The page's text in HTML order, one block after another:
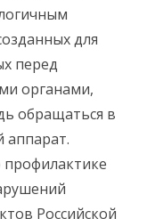
для
перед
органами,
обращаться в
Российской